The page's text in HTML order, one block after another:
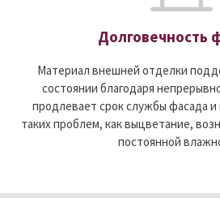
Долговечность
Материал внешней отделки
состоянии благодаря
продлевает срок службы фасада
таких проблем, как выцветание,
постоянной